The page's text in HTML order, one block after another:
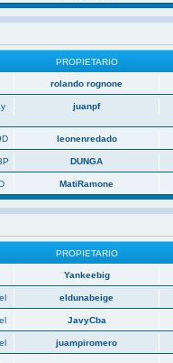
PROPIETARIO
rolando rognone
juanpf
leonenredado
DUNGA
MatiRamone
PROPIETARIO
Yankeebig
eldunabeige
JavyCba
juampiromero